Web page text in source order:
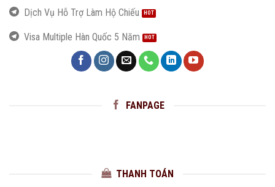
Dịch Vụ Hỗ Trợ Làm Hộ Chiếu
Visa Multiple Hàn Quốc 5 Năm
FANPAGE
THANH TOÁN